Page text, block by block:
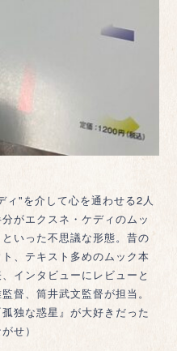
"を介して心を通わせる2人
がエクスネ・ケディのムッ
いった不思議な形態。昔の
、テキスト多めのムック本
インタビューにレビューと
督、筒井武文監督が担当。
独な惑星』が大好きだった
せ）